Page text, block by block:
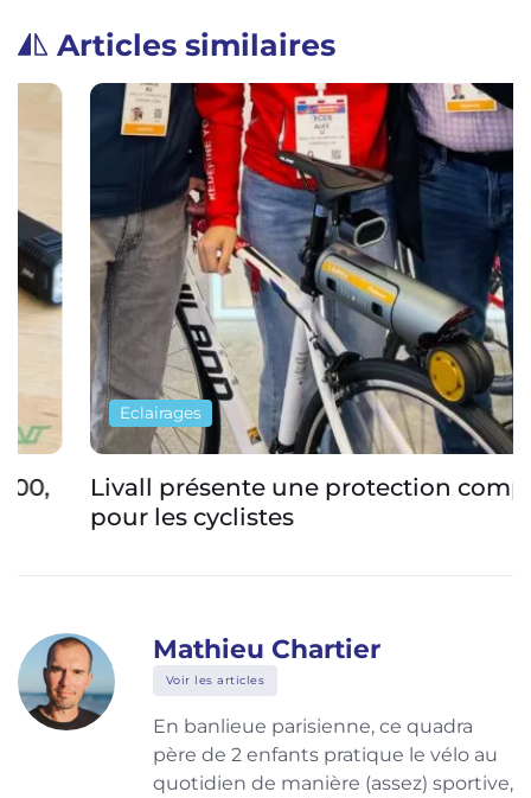
Articles similaires
Eclairages
Livall présente une protection complète
pour les cyclistes
Mathieu Chartier
Voir les articles
En banlieue parisienne, ce quadra
père de 2 enfants pratique le vélo au
quotidien de manière (assez) sportive,